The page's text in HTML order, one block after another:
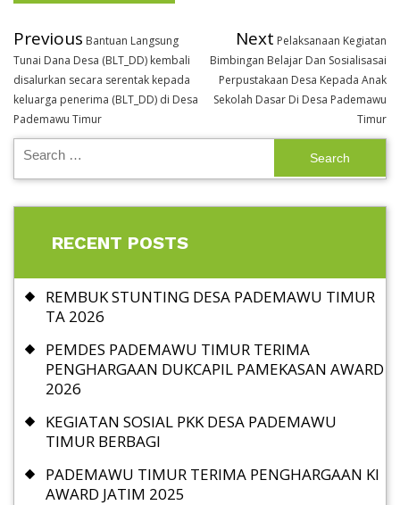
Previous Bantuan Langsung
Tunai Dana Desa (BLT_DD) kembali
disalurkan secara serentak kepada
keluarga penerima (BLT_DD) di Desa
Pademawu Timur
Next Pelaksanaan Kegiatan
Bimbingan Belajar Dan Sosialisasai
Perpustakaan Desa Kepada Anak
Sekolah Dasar Di Desa Pademawu
Timur
RECENT POSTS
REMBUK STUNTING DESA PADEMAWU TIMUR
TA 2026
PEMDES PADEMAWU TIMUR TERIMA
PENGHARGAAN DUKCAPIL PAMEKASAN AWARD
2026
KEGIATAN SOSIAL PKK DESA PADEMAWU
TIMUR BERBAGI
PADEMAWU TIMUR TERIMA PENGHARGAAN KI
AWARD JATIM 2025